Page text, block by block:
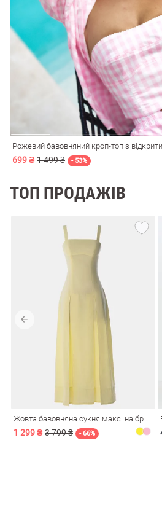
СарафаниНа
699 ₴ 1 499 ₴ - 53%
ТОП ПРОДАЖІВ
1 299 ₴ 3 799 ₴ - 66%